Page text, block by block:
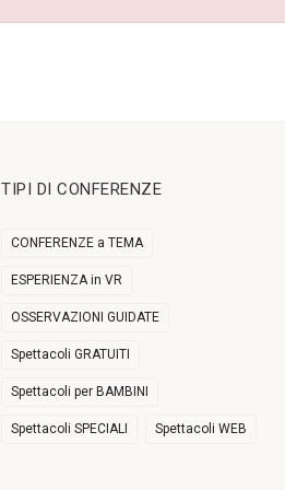
TIPI DI CONFERENZE
CONFERENZE a TEMA
ESPERIENZA in VR
OSSERVAZIONI GUIDATE
Spettacoli GRATUITI
Spettacoli per BAMBINI
Spettacoli SPECIALI Spettacoli WEB